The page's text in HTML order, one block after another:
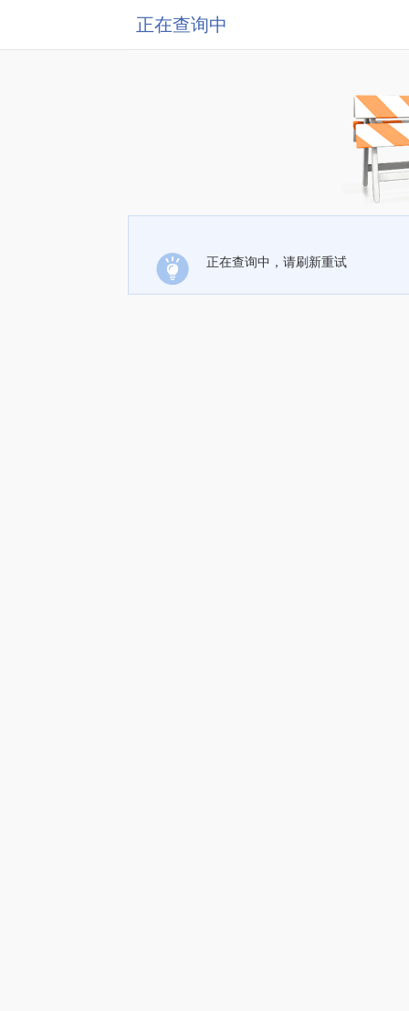
正在查询中
正在查询中，请刷新重试